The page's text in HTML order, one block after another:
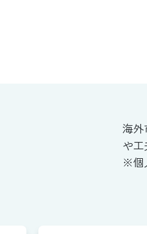
海
や工
※個